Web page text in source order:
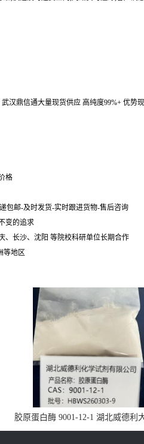
汉鼎信通大量现货供应 高纯度99%+ 优
格
包邮-及时发货-实时跟进货物-售后咨询
变的追求
、长沙、沈阳 等院校科研单位长期合作
等地区
胶原蛋白酶 9001-12-1 湖北威德利
供应